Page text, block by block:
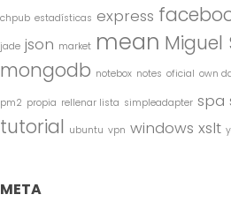
chpub estadísticas express
jade json market mean Miguel
mongodb notebox notes oficial own
pm2 propia rellenar lista simpleadapter spa
tutorial ubuntu vpn windows xslt
META